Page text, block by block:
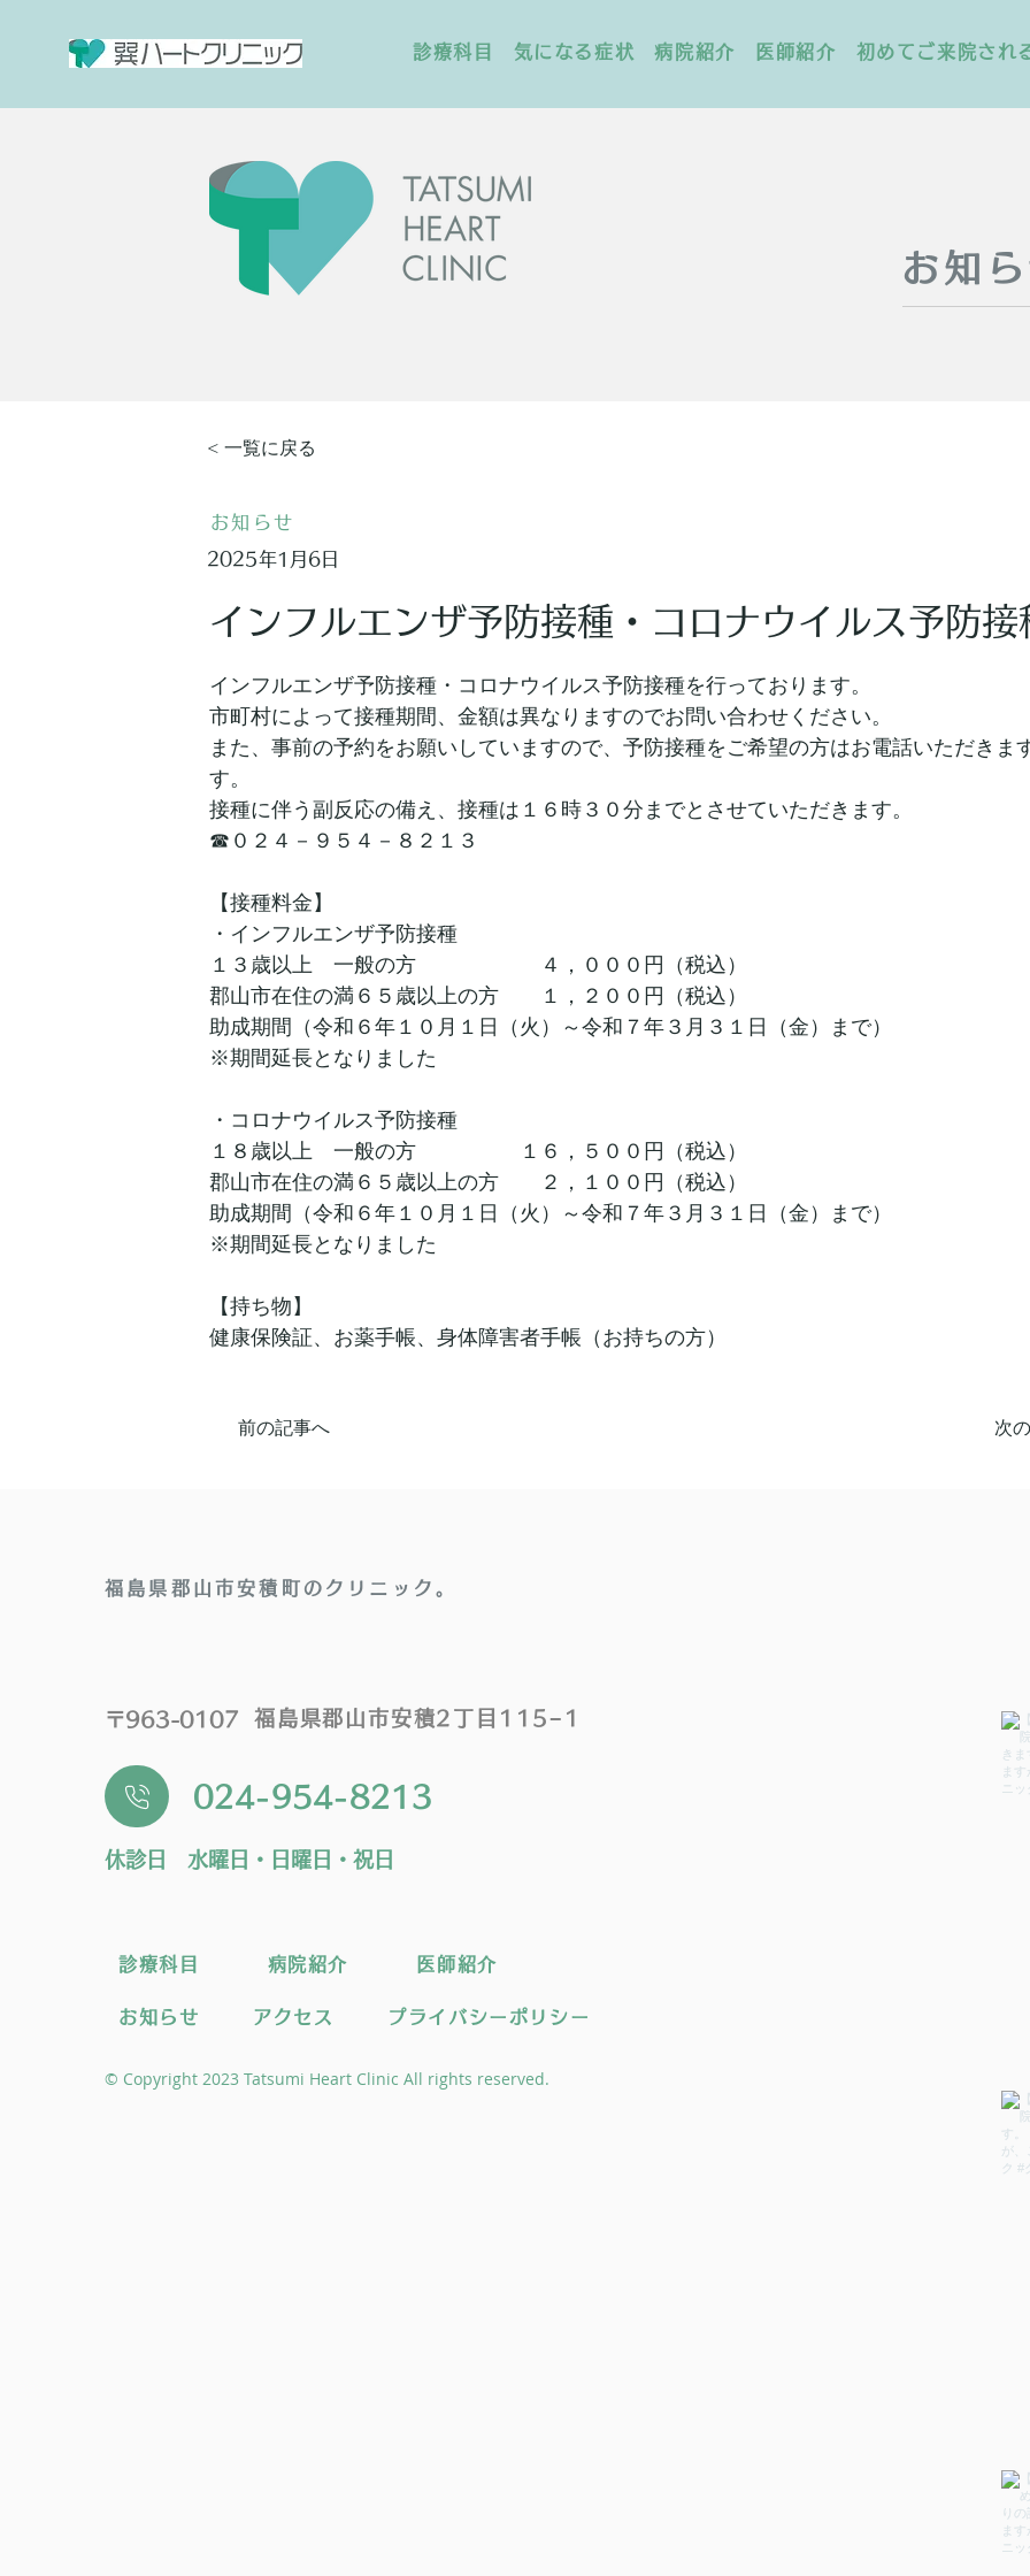
診療科目 気になる症状 病院紹介 医師紹介 初めてご来院され
お知
< 一覧に戻る
お知らせ
2025年1月6日
インフルエンザ予防接種・コロナウイルス予防接
インフルエンザ予防接種・コロナウイルス予防接種を行っております。
市町村によって接種期間、金額は異なりますのでお問い合わせください。
また、事前の予約をお願いしていますので、予防接種をご希望の方はお電話いただきま
す。
接種に伴う副反応の備え、接種は１６時３０分までとさせていただきます。
☎０２４－９５４－８２１３
【接種料金】
・インフルエンザ予防接種
１３歳以上　一般の方　　　　　　４，０００円（税込）
郡山市在住の満６５歳以上の方　　１，２００円（税込）
助成期間（令和６年１０月１日（火）～令和７年３月３１日（金）まで）
※期間延長となりました
・コロナウイルス予防接種
１８歳以上　一般の方　　　　　１６，５００円（税込）
郡山市在住の満６５歳以上の方　　２，１００円（税込）
助成期間（令和６年１０月１日（火）～令和７年３月３１日（金）まで）
※期間延長となりました
【持ち物】
健康保険証、お薬手帳、身体障害者手帳（お持ちの方）
前の記事へ 次
福島県郡山市安積町のクリニック。
〒963-0107 福島県郡山市安積2丁目115−1
024-954-8213
休診日 水曜日・日曜日・祝日
診療科目 病院紹介 医師紹介
お知らせ アクセス プライバシーポリシー
© Copyright 2023 Tatsumi Heart Clinic All rights reserved.